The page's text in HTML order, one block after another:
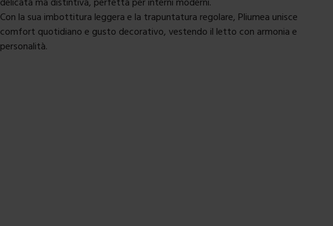
Con la sua imbottitura leggera e la trapuntatura regolare, Pliumea unisce
comfort quotidiano e gusto decorativo, vestendo il letto con armonia e
personalità.